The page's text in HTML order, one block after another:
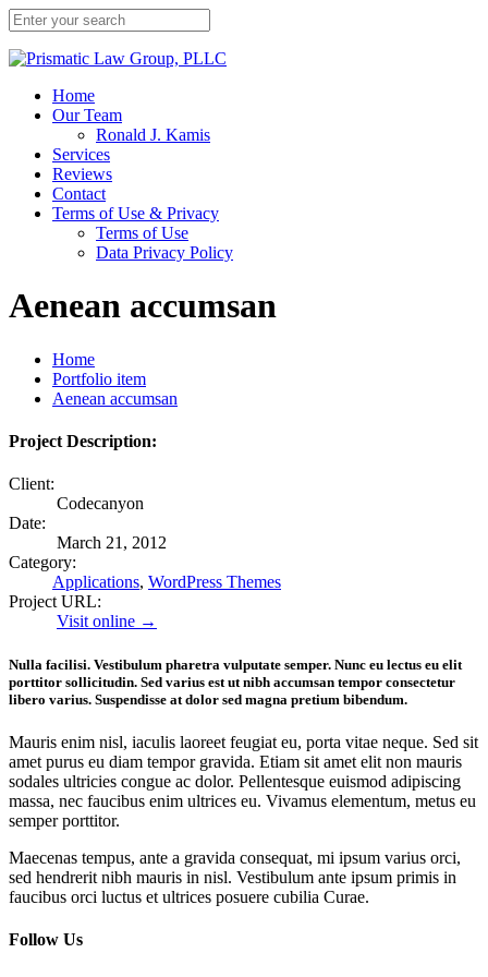
Home
Our Team
Ronald J. Kamis
Services
Reviews
Contact
Terms of Use & Privacy
Terms of Use
Data Privacy Policy
Aenean accumsan
Home
Portfolio item
Aenean accumsan
Project Description:
Client:
Codecanyon
Date:
March 21, 2012
Category:
Applications, WordPress Themes
Project URL:
Visit online →
Nulla facilisi. Vestibulum pharetra vulputate semper. Nunc eu lectus eu elit
porttitor sollicitudin. Sed varius est ut nibh accumsan tempor consectetur
libero varius. Suspendisse at dolor sed magna pretium bibendum.
Mauris enim nisl, iaculis laoreet feugiat eu, porta vitae neque. Sed sit
amet purus eu diam tempor gravida. Etiam sit amet elit non mauris
sodales ultricies congue ac dolor. Pellentesque euismod adipiscing
massa, nec faucibus enim ultrices eu. Vivamus elementum, metus eu
semper porttitor.
Maecenas tempus, ante a gravida consequat, mi ipsum varius orci,
sed hendrerit nibh mauris in nisl. Vestibulum ante ipsum primis in
faucibus orci luctus et ultrices posuere cubilia Curae.
Follow Us